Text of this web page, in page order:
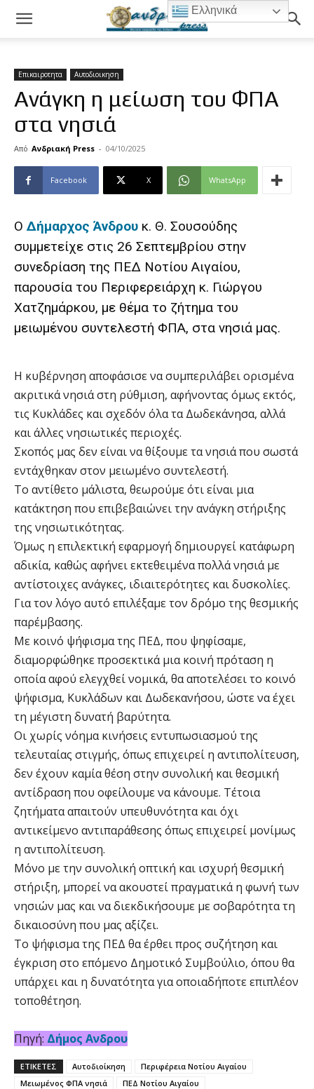
Επικαιροτητα Αυτοδιοικηση
Ανάγκη η μείωση του ΦΠΑ
στα νησιά
Από Ανδριακή Press - 04/10/2025
Facebook X WhatsApp
Ο Δήμαρχος Άνδρου κ. Θ. Σουσούδης
συμμετείχε στις 26 Σεπτεμβρίου στην
συνεδρίαση της ΠΕΔ Νοτίου Αιγαίου,
παρουσία του Περιφερειάρχη κ. Γιώργου
Χατζημάρκου, με θέμα το ζήτημα του
μειωμένου συντελεστή ΦΠΑ, στα νησιά μας.
Η κυβέρνηση αποφάσισε να συμπεριλάβει ορισμένα
ακριτικά νησιά στη ρύθμιση, αφήνοντας όμως εκτός,
τις Κυκλάδες και σχεδόν όλα τα Δωδεκάνησα, αλλά
και άλλες νησιωτικές περιοχές.
Σκοπός μας δεν είναι να θίξουμε τα νησιά που σωστά
εντάχθηκαν στον μειωμένο συντελεστή.
Το αντίθετο μάλιστα, θεωρούμε ότι είναι μια
κατάκτηση που επιβεβαιώνει την ανάγκη στήριξης
της νησιωτικότητας.
Όμως η επιλεκτική εφαρμογή δημιουργεί κατάφωρη
αδικία, καθώς αφήνει εκτεθειμένα πολλά νησιά με
αντίστοιχες ανάγκες, ιδιαιτερότητες και δυσκολίες.
Για τον λόγο αυτό επιλέξαμε τον δρόμο της θεσμικής
παρέμβασης.
Με κοινό ψήφισμα της ΠΕΔ, που ψηφίσαμε,
διαμορφώθηκε προσεκτικά μια κοινή πρόταση η
οποία αφού ελεγχθεί νομικά, θα αποτελέσει το κοινό
ψήφισμα, Κυκλάδων και Δωδεκανήσου, ώστε να έχει
τη μέγιστη δυνατή βαρύτητα.
Οι χωρίς νόημα κινήσεις εντυπωσιασμού της
τελευταίας στιγμής, όπως επιχειρεί η αντιπολίτευση,
δεν έχουν καμία θέση στην συνολική και θεσμική
αντίδραση που οφείλουμε να κάνουμε. Τέτοια
ζητήματα απαιτούν υπευθυνότητα και όχι
αντικείμενο αντιπαράθεσης όπως επιχειρεί μονίμως
η αντιπολίτευση.
Μόνο με την συνολική οπτική και ισχυρή θεσμική
στήριξη, μπορεί να ακουστεί πραγματικά η φωνή των
νησιών μας και να διεκδικήσουμε με σοβαρότητα τη
δικαιοσύνη που μας αξίζει.
Το ψήφισμα της ΠΕΔ θα έρθει προς συζήτηση και
έγκριση στο επόμενο Δημοτικό Συμβούλιο, όπου θα
υπάρχει και η δυνατότητα για οποιαδήποτε επιπλέον
τοποθέτηση.
Πηγή: Δήμος Ανδρου
ΕΤΙΚΕΤΕΣ Αυτοδιοίκηση
Περιφέρεια Νοτίου Αιγαίου
Μειωμένος ΦΠΑ νησιά
ΠΕΔ Νοτίου Αιγαίου
Ελληνικά